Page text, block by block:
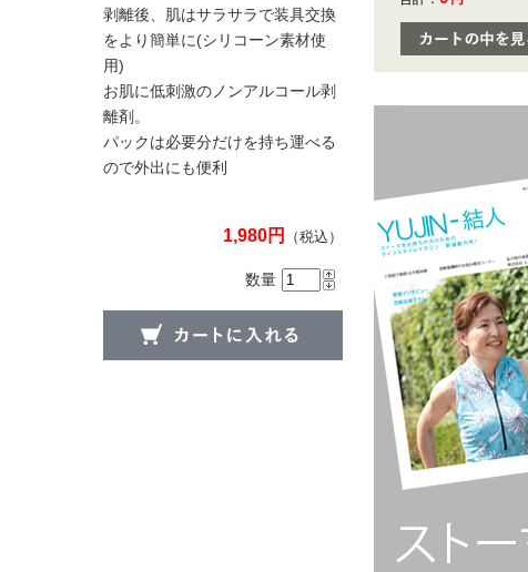
剥離後、肌はサラサラで装具交換
をより簡単に(シリコーン素材使
用)
お肌に低刺激のノンアルコール剥
離剤。
パックは必要分だけを持ち運べる
ので外出にも便利
1,980円 （税込）
数量